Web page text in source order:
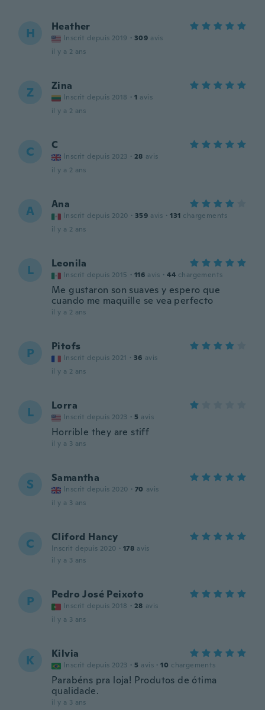
H Heather
Inscrit depuis 2019 · 309 avis
il y a 2 ans
Z Zina
Inscrit depuis 2018 · 1 avis
il y a 2 ans
C C
Inscrit depuis 2023 · 28 avis
il y a 2 ans
A Ana
Inscrit depuis 2020 · 359 avis · 131 chargements
il y a 2 ans
L Leonila
Inscrit depuis 2015 · 116 avis · 44 chargements
Me gustaron son suaves y espero que
cuando me maquille se vea perfecto
il y a 2 ans
P Pitofs
Inscrit depuis 2021 · 36 avis
il y a 2 ans
L Lorra
Inscrit depuis 2023 · 5 avis
Horrible they are stiff
il y a 3 ans
S Samantha
Inscrit depuis 2020 · 70 avis
il y a 3 ans
C Cliford Hancy
Inscrit depuis 2020 · 178 avis
il y a 3 ans
P Pedro José Peixoto
Inscrit depuis 2018 · 28 avis
il y a 3 ans
K Kilvia
Inscrit depuis 2023 · 5 avis · 10 chargements
Parabéns pra loja! Produtos de ótima
qualidade.
il y a 3 ans